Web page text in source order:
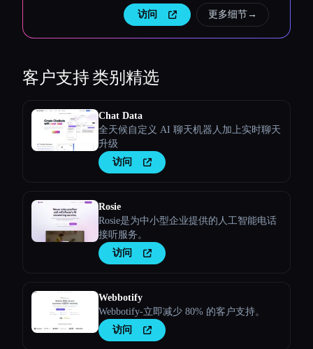
访问 更多细节→
客户支持类别精选
Chat Data
全天候自定义 AI 聊天机器人加上实时聊天
升级
访问
Rosie
Rosie是为中小型企业提供的人工智能电话
接听服务。
访问
Webbotify
Webbotify-立即减少 80% 的客户支持。
访问